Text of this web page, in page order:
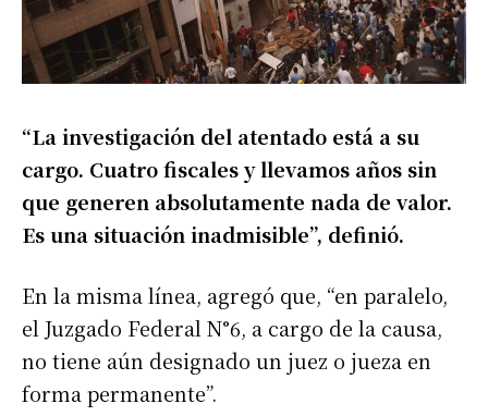
“La investigación del atentado está a su
cargo. Cuatro fiscales y llevamos años sin
que generen absolutamente nada de valor.
Es una situación inadmisible”, definió.
En la misma línea, agregó que, “en paralelo,
el Juzgado Federal N°6, a cargo de la causa,
no tiene aún designado un juez o jueza en
forma permanente”.